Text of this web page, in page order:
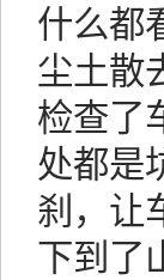
什么都
尘土散
检查了
处都是
刹，让
下到